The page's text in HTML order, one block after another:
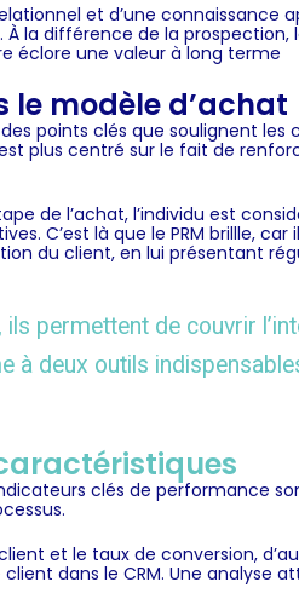
et d’une connaissance
. À la différence de la prospection,
éclore une valeur à long terme
le modèle d’achat
points clés que soulignent les
plus centré sur le fait de
de l’achat, l’individu est
C’est là que le PRM brillle, car
du client, en lui présentant
permettent de couvrir
à deux outils
clés de performance
.
et le taux de conversion,
dans le CRM. Une analyse